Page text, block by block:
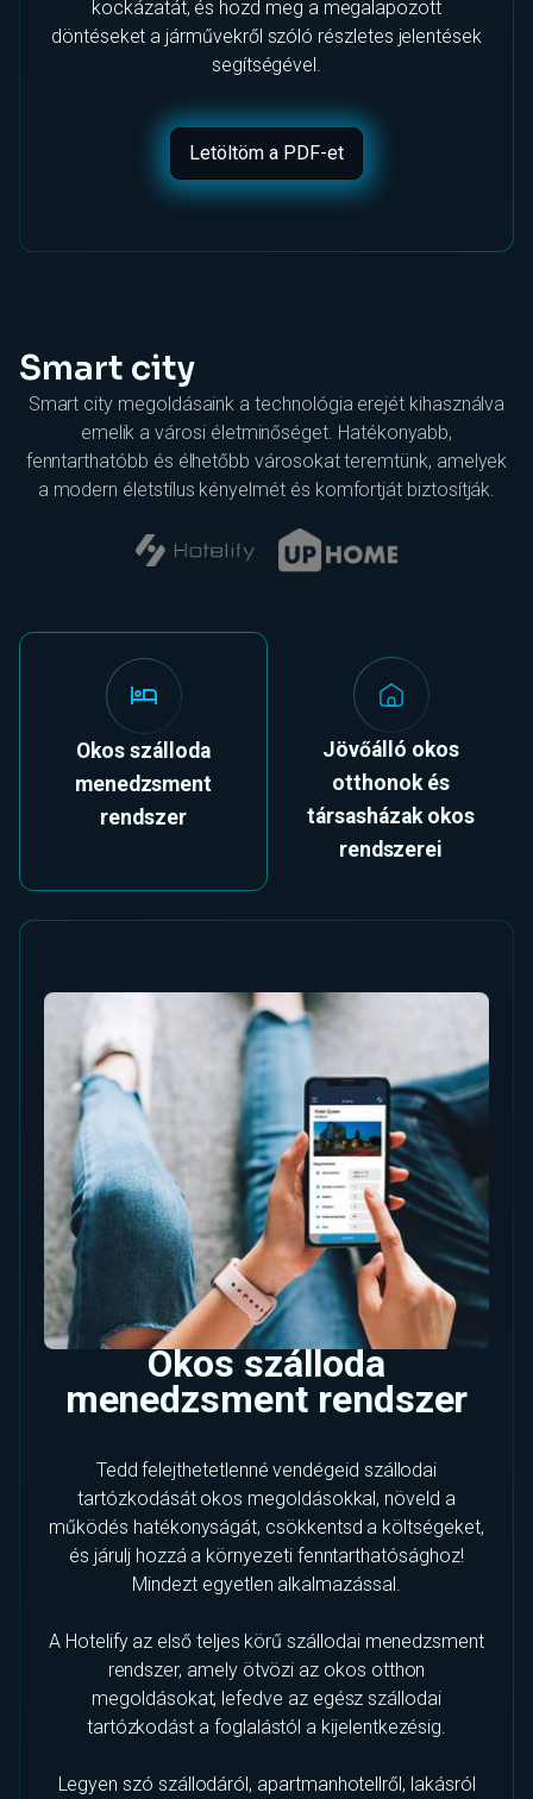
kockázatát, és hozd meg a megalapozott
döntéseket a járművekről szóló részletes jelentések
segítségével.
Letöltöm a PDF-et
Smart city
Smart city megoldásaink a technológia erejét kihasználva
emelik a városi életminőséget. Hatékonyabb,
fenntarthatóbb és élhetőbb városokat teremtünk, amelyek
a modern életstílus kényelmét és komfortját biztosítják.
Okos szálloda
menedzsment
rendszer
Jövőálló okos
otthonok és
társasházak okos
rendszerei
Okos szálloda
menedzsment rendszer
Tedd felejthetetlenné vendégeid szállodai
tartózkodását okos megoldásokkal, növeld a
működés hatékonyságát, csökkentsd a költségeket,
és járulj hozzá a környezeti fenntarthatósághoz!
Mindezt egyetlen alkalmazással.
A Hotelify az első teljes körű szállodai menedzsment
rendszer, amely ötvözi az okos otthon
megoldásokat, lefedve az egész szállodai
tartózkodást a foglalástól a kijelentkezésig.
Legyen szó szállodáról, apartmanhotellről, lakásról